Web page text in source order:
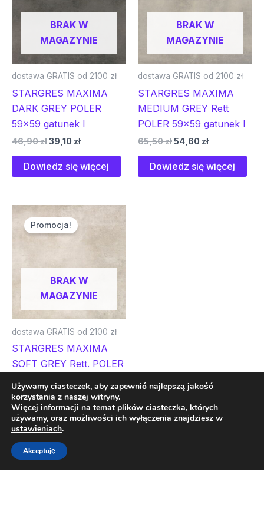
BRAK W
MAGAZYNIE
dostawa GRATIS od 2100 zł
STARGRES MAXIMA
DARK GREY POLER
59×59 gatunek I
46,90zł39,10 zł
Dowiedz się więcej
BRAK W
MAGAZYNIE
dostawa GRATIS od 2100 zł
STARGRES MAXIMA
MEDIUM GREY Rett
POLER 59×59 gatunek I
65,50zł54,60 zł
Dowiedz się więcej
BRAK W
MAGAZYNIE
Promocja!
dostawa GRATIS od 2100 zł
STARGRES MAXIMA
SOFT GREY Rett. POLER
85,60zł
Pierwotna
cena
wynosiła:
71,40zł
Aktualna
71,40 zł.
Dowiedz się więcej
Używamy ciasteczek, aby zapewnić najlepszą jakość
korzystania z naszej witryny.
Więcej informacji na temat plików ciasteczka, których
używamy, oraz możliwości ich wyłączenia znajdziesz w
ustawieniach.
Akceptuję